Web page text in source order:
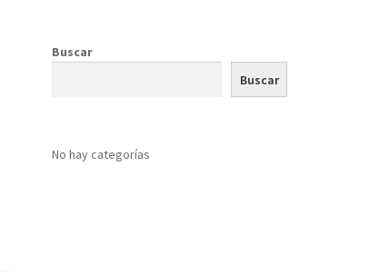
Buscar
Buscar
No hay categorías